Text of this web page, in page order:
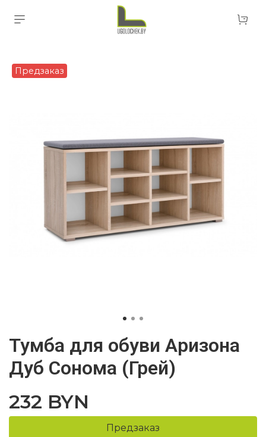
Предзаказ
Тумба для обуви Аризона
Дуб Сонома (Грей)
232 BYN
Предзаказ